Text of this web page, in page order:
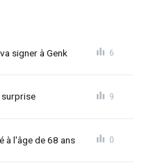
signer à Genk 6
surprise 9
à l'âge de 68 ans 0